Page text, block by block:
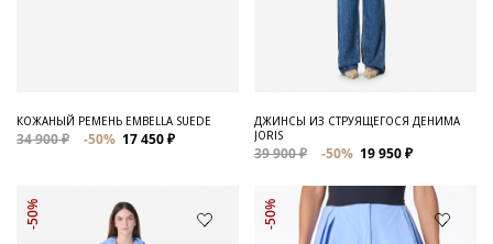
Распродажа
Для нее
КОЖАНЫЙ РЕМЕНЬ EMBELLA SUEDE
34 900 ₽ -50% 17 450 ₽
ДЖИНСЫ ИЗ СТРУЯЩЕГОСЯ ДЕНИМА
JORIS
39 900 ₽ -50% 19 950 ₽
-50% -50%